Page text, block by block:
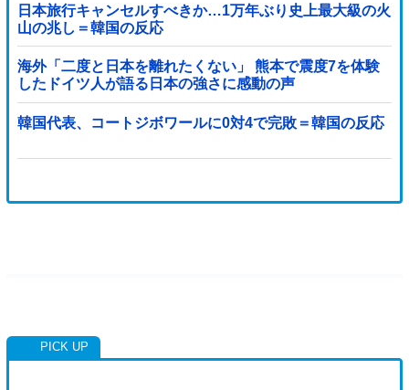
日本旅行キャンセルすべきか…1万年ぶり史上最大級の火
山の兆し＝韓国の反応
海外「二度と日本を離れたくない」 熊本で震度7を体験
したドイツ人が語る日本の強さに感動の声
韓国代表、コートジボワールに0対4で完敗＝韓国の反応